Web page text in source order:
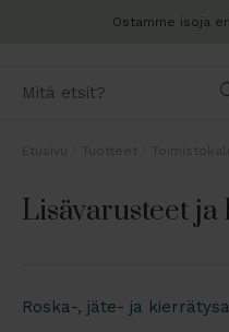
Ostamme isoja
Lisävarusteet
Roska-, jäte- ja